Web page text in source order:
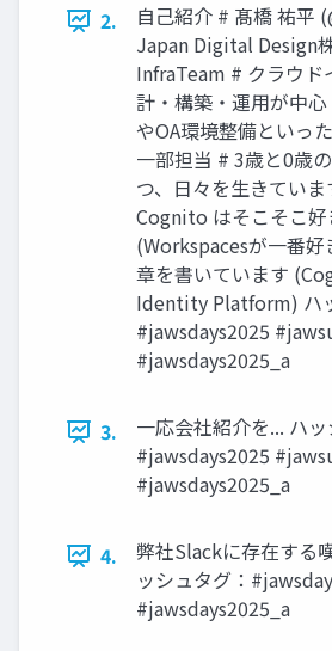
2.
自己紹介 # 髙橋 祐平
Japan Digital Design
InfraTeam # クラウド
計・構築・運用が中
やOA環境整備といっ
一部担当 # 3歳と0歳
つ、日々を生きてい
Cognito はそこそこ好
(Workspacesが一番好
章を書いています
Identity Platform) ハ
#jawsdays2025
#jawsdays2025_a
3.
一応会社紹介を... ハッ
#jawsdays2025
#jawsdays2025_a
4.
弊社Slackに存在する
ッシュタグ：
#jawsdays2025_a